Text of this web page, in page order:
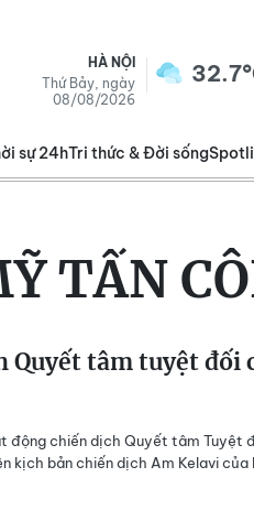
HÀ NỘI
Thứ Bảy, ngày
08/08/2026
sự 24hTri thức & Đời sống
TẤN
Quyết tâm tuyệt đối
động chiến dịch Quyết tâm Tuyệt
kịch bản chiến dịch Am Kelavi của